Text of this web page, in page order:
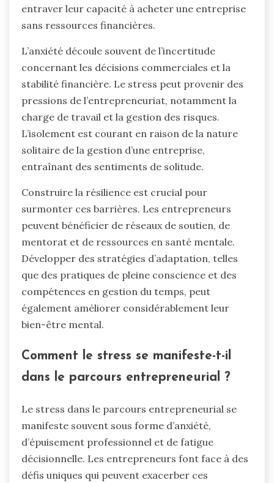
entraver leur capacité à acheter une entreprise
sans ressources financières.
L’anxiété découle souvent de l’incertitude
concernant les décisions commerciales et la
stabilité financière. Le stress peut provenir des
pressions de l’entrepreneuriat, notamment la
charge de travail et la gestion des risques.
L’isolement est courant en raison de la nature
solitaire de la gestion d’une entreprise,
entraînant des sentiments de solitude.
Construire la résilience est crucial pour
surmonter ces barrières. Les entrepreneurs
peuvent bénéficier de réseaux de soutien, de
mentorat et de ressources en santé mentale.
Développer des stratégies d’adaptation, telles
que des pratiques de pleine conscience et des
compétences en gestion du temps, peut
également améliorer considérablement leur
bien-être mental.
Comment le stress se manifeste-t-il
dans le parcours entrepreneurial ?
Le stress dans le parcours entrepreneurial se
manifeste souvent sous forme d’anxiété,
d’épuisement professionnel et de fatigue
décisionnelle. Les entrepreneurs font face à des
défis uniques qui peuvent exacerber ces